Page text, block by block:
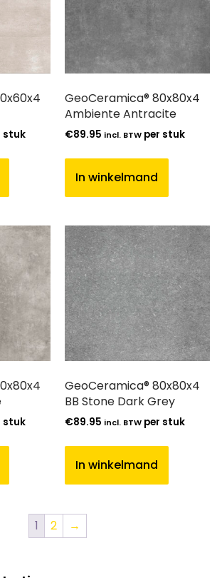
stuk
GeoCeramica® 80x80x4
Ambiente Antracite
€89.95 incl. BTW per stuk
In winkelmand
stuk
GeoCeramica® 80x80x4
BB Stone Dark Grey
€89.95 incl. BTW per stuk
In winkelmand
1 2 →